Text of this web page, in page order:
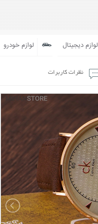
لوازم دیجیتال لوازم خودرو
نظرات کاربرات